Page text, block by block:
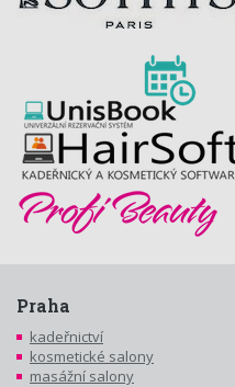
Praha
kadeřnictví
kosmetické salony
masážní salony